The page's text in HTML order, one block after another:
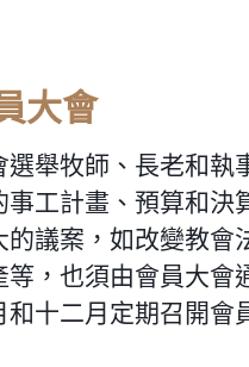
大會
選舉牧師、長老和執
事工計畫、預算和決
的議案，如改變教會
，也須由會員大會
和十二月定期召開會